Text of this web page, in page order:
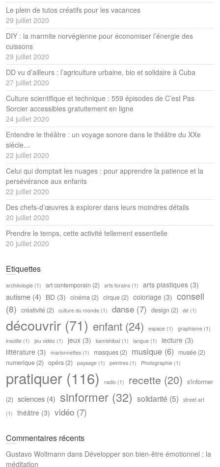
Le plein de tutos créatifs pour les vacances
29 juillet 2020
DIY : la marmite norvégienne pour économiser l’énergie des
cuissons
29 juillet 2020
DD vu d’ailleurs : l’agriculture urbaine, bio et solidaire à Cuba
27 juillet 2020
Culture scientifique et technique : 559 épisodes de C’est Pas
Sorcier accessibles gratuitement en ligne
24 juillet 2020
Entendre le théâtre : un voyage sonore dans le théâtre du XXe
siècle…
22 juillet 2020
Celui qui domptait les nuages : pour apprendre la patience et la
persévérance aux enfants
22 juillet 2020
Des chefs-d’œuvres à explorer dans leurs moindres détails
20 juillet 2020
Prendre le temps, cette activité tellement essentielle
20 juillet 2020
Etiquettes
archéologie (1) art contemporain (2) arts forains (1) arts plastiques (3)
autisme (4) BD (3) cinéma (2) cirque (2) coloriage (3) conseil
(8) créativité (2) culture du monde (1) danse (7) design (2) dé (1)
découvrir (71) enfant (24) espace (1) graphisme (1)
insolite (1) jeu vidéo (1) jeux (3) kamishibaï (1) langue (1) lecture (3)
littérature (3) marionnettes (1) masques (2) musique (6) musée (2)
numerique (2) opéra (2) paysage (1) peintres (1) Photographie (1)
pratiquer (116) radio (1) recette (20) s'informer
(2) sciences (4) sinformer (32) solidarité (5)
street art
(1)
théâtre (3) vidéo (7)
Commentaires récents
Gustavo Woltmann dans Développer son bien-être émotionnel : la
méditation